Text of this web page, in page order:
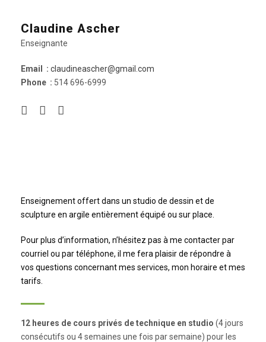
Claudine Ascher
Enseignante
Email : claudineascher@gmail.com
Phone : 514 696-6999
Enseignement offert dans un studio de dessin et de
sculpture en argile entièrement équipé ou sur place.
Pour plus d’information, n’hésitez pas à me contacter par
courriel ou par téléphone, il me fera plaisir de répondre à
vos questions concernant mes services, mon horaire et mes
tarifs.
12 heures de cours privés de technique en studio (4 jours
consécutifs ou 4 semaines une fois par semaine) pour les